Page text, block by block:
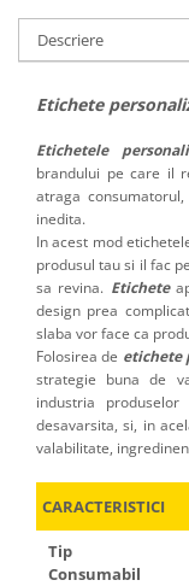
Descriere
Etichete
Etichetele
brandului pe care il
atraga
inedita.
In acest mod
produsul tau si il fac
sa revina. Etichete
design prea
slaba vor face ca
Folosirea de etichete
strategie buna de
industria
desavarsita, si, in
valabilitate,
CARACTERISTICI
Tip
Consumabil